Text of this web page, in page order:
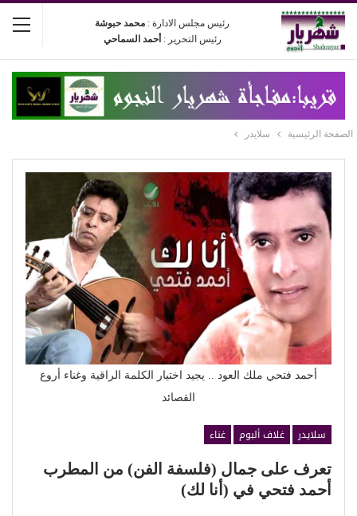
رئيس مجلس الادارة : محمد حبوشة
رئيس التحرير : أحمد السماحي
الصفحة الرئيسية سلايدر
أحمد فتحي ملك العود .. يجيد اختيار الكلمة الراقية وغناء أروع
القصائد
سلايدر غلاف ألبوم
غناء
تعرف على جمال (فلسفة الفن) من المطرب
أحمد فتحي في (أنا لك)